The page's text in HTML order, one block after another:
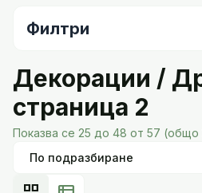
Филтри
Декорации /
страница 2
Показва се 25 до 48 от 57 (общо